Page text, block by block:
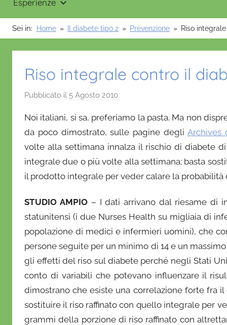
Esperienze
Sei in: Home Il diabete tipo 2 Prevenzione Riso
Riso integrale contro il
Pubblicato il 5 Agosto 2010
D
a
n
i
e
a
D
o
f
r
i
o
Noi italiani, si sa, preferiamo la pasta. Ma non
da poco dimostrato, sulle pagine degli Archives
volte alla settimana innalza il rischio di diabete
integrale due o più volte alla settimana; basta
il prodotto integrale per veder calare la probabilità
STUDIO AMPIO– I dati arrivano dal riesame di
statunitensi (i due Nurses Health su migliaia di
popolazione di medici e infermieri uomini), che
persone seguite per un minimo di 14 e un
gli effetti del riso sul diabete perché negli Stati
conto di variabili che potevano influenzare il
dimostrano che esiste una correlazione forte fra
sostituire il riso raffinato con quello integrale per
grammi della porzione di riso raffinato con